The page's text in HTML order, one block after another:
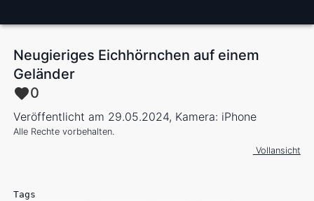
Neugieriges Eichhörnchen auf einem
Geländer
0
Veröffentlicht am 29.05.2024, Kamera: iPhone
Alle Rechte vorbehalten.
Vollansicht
Tags